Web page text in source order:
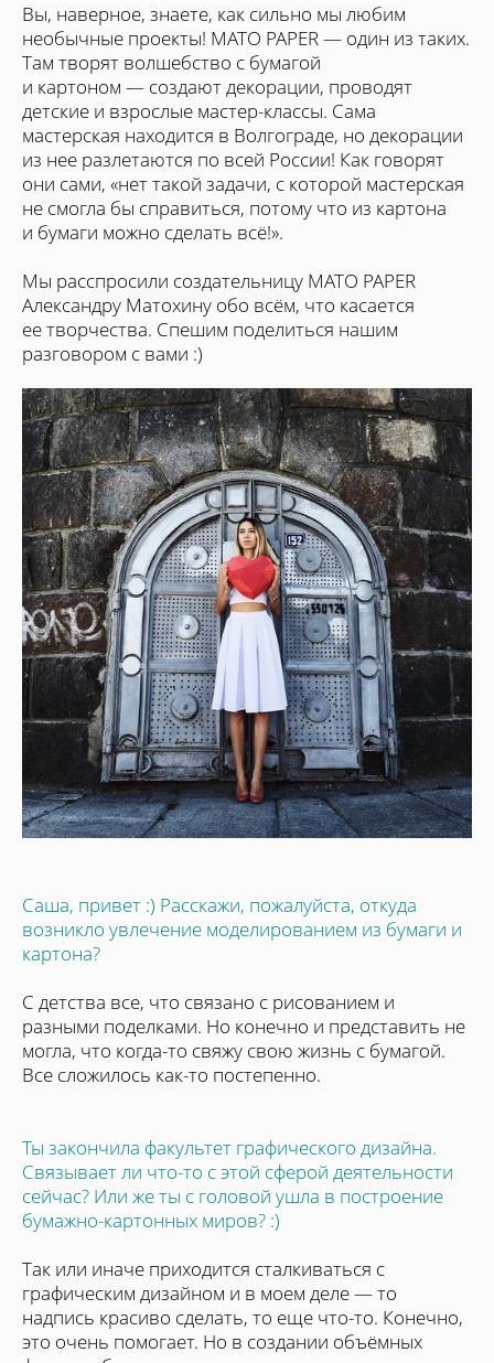
Вы, наверное, знаете, как сильно мы любим
необычные проекты! MATO PAPER — один из таких.
Там творят волшебство с бумагой
и картоном — создают декорации, проводят
детские и взрослые мастер-классы. Сама
мастерская находится в Волгограде, но декорации
из нее разлетаются по всей России! Как говорят
они сами, «нет такой задачи, с которой мастерская
не смогла бы справиться, потому что из картона
и бумаги можно сделать всё!».
Мы расспросили создательницу MATO PAPER
Александру Матохину обо всём, что касается
ее творчества. Спешим поделиться нашим
разговором с вами :)
Саша, привет :) Расскажи, пожалуйста, откуда
возникло увлечение моделированием из бумаги и
картона?
C детства все, что связано с рисованием и
разными поделками. Но конечно и представить не
могла, что когда-то свяжу свою жизнь с бумагой.
Все сложилось как-то постепенно.
Ты закончила факультет графического дизайна.
Связывает ли что-то с этой сферой деятельности
сейчас? Или же ты с головой ушла в построение
бумажно-картонных миров? :)
Так или иначе приходится сталкиваться с
графическим дизайном и в моем деле — то
надпись красиво сделать, то еще что-то. Конечно,
это очень помогает. Но в создании объёмных